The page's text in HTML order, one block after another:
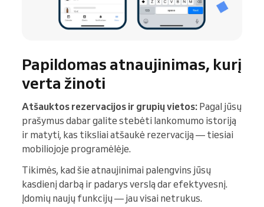
Papildomas atnaujinimas, kurį
verta žinoti
Atšauktos rezervacijos ir grupių vietos: Pagal jūsų
prašymus dabar galite stebėti lankomumo istoriją
ir matyti, kas tiksliai atšaukė rezervaciją — tiesiai
mobiliojoje programėlėje.
Tikimės, kad šie atnaujinimai palengvins jūsų
kasdienį darbą ir padarys verslą dar efektyvesnį.
Įdomių naujų funkcijų — jau visai netrukus.